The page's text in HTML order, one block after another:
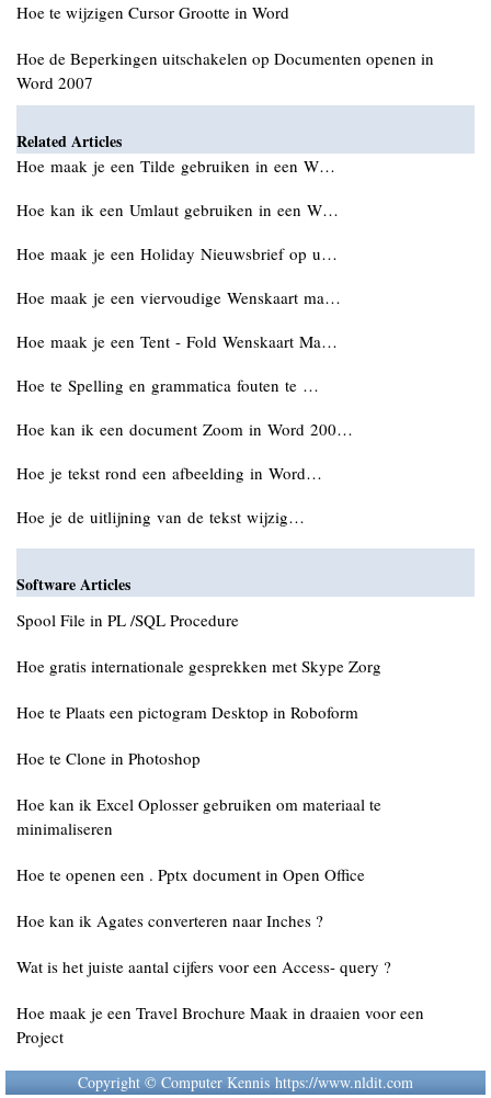
Hoe te wijzigen Cursor Grootte in Word
Hoe de Beperkingen uitschakelen op Documenten openen in
Word 2007
Related Articles
Hoe maak je een Tilde gebruiken in een W…
Hoe kan ik een Umlaut gebruiken in een W…
Hoe maak je een Holiday Nieuwsbrief op u…
Hoe maak je een viervoudige Wenskaart ma…
Hoe maak je een Tent - Fold Wenskaart Ma…
Hoe te Spelling en grammatica fouten te …
Hoe kan ik een document Zoom in Word 200…
Hoe je tekst rond een afbeelding in Word…
Hoe je de uitlijning van de tekst wijzig…
Software Articles
Spool File in PL /SQL Procedure
Hoe gratis internationale gesprekken met Skype Zorg
Hoe te Plaats een pictogram Desktop in Roboform
Hoe te Clone in Photoshop
Hoe kan ik Excel Oplosser gebruiken om materiaal te
minimaliseren
Hoe te openen een . Pptx document in Open Office
Hoe kan ik Agates converteren naar Inches ?
Wat is het juiste aantal cijfers voor een Access- query ?
Hoe maak je een Travel Brochure Maak in draaien voor een
Project
Copyright © Computer Kennis https://www.nldit.com